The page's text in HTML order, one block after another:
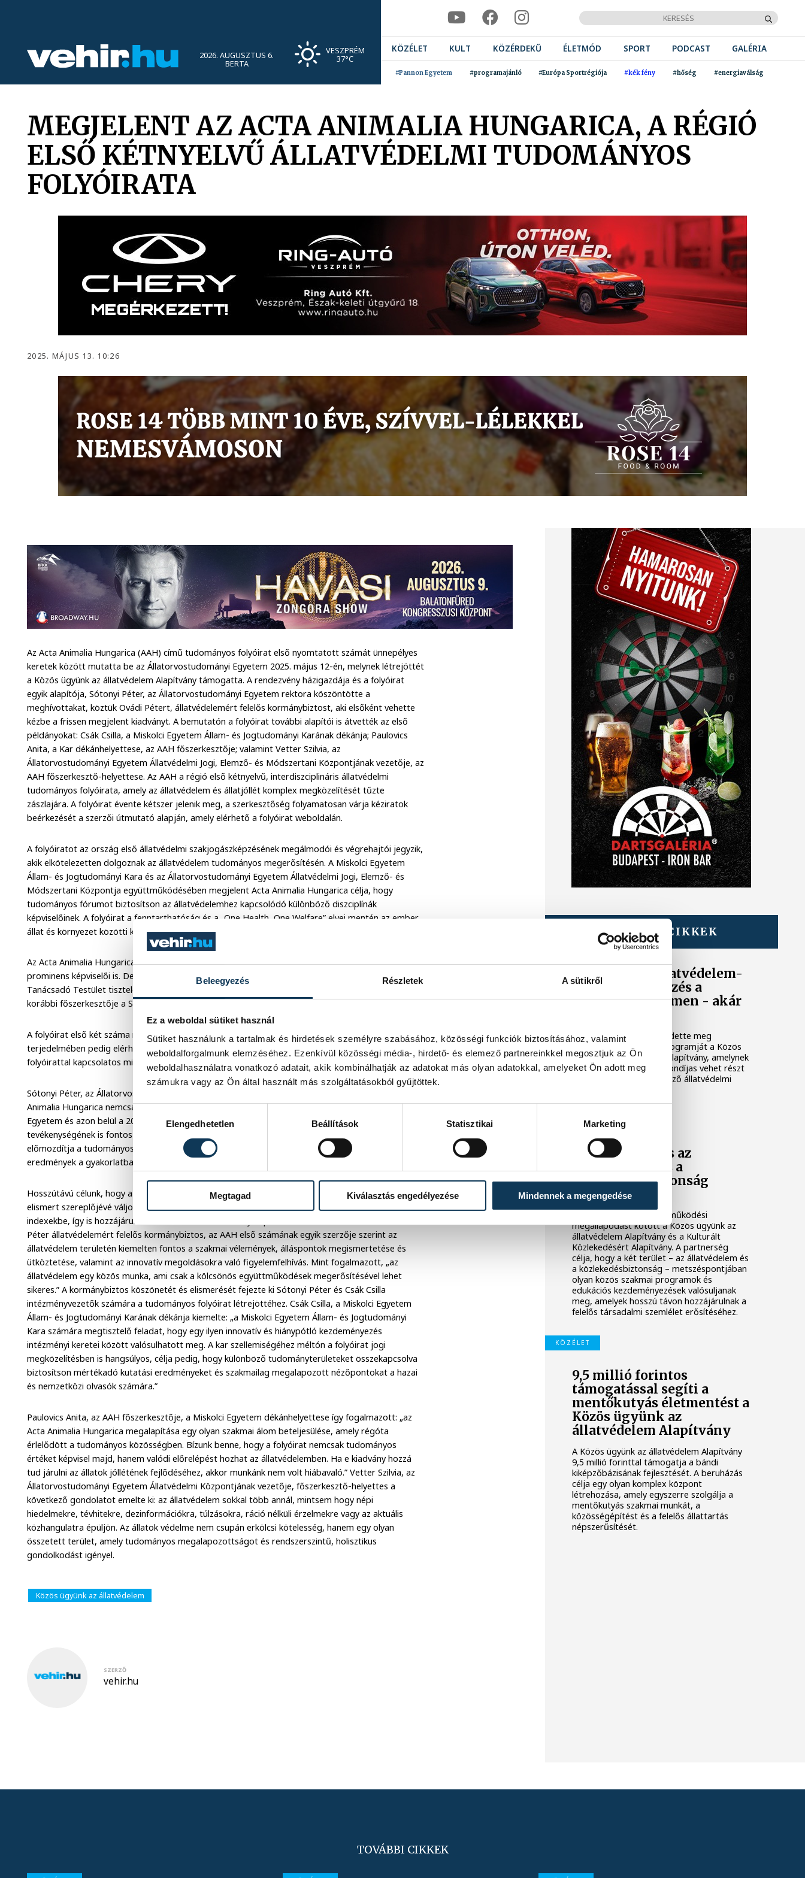
Beleegyezés Részletek A sütikről
Ez a weboldal sütiket használ
Sütiket használunk a tartalmak és hirdetések személyre szabásához, közösségi funkciók biztosításához, valamint
weboldalforgalmunk elemzéséhez. Ezenkívül közösségi média-, hirdető- és elemező partnereinkkel megosztjuk az Ön
weboldalhasználatra vonatkozó adatait, akik kombinálhatják az adatokat más olyan adatokkal, amelyeket Ön adott meg
számukra vagy az Ön által használt más szolgáltatásokból gyűjtöttek.
Hozzájárulás kiválasztása
Elengedhetetlen
Beállítások Statisztikai Marketing
Megtagad Kiválasztás engedélyezése Mindennek a megengedése
2026. AUGUSZTUS 6.
BERTA
VESZPRÉM
37°C
KÖZÉLET KULT KÖZÉRDEKŰ ÉLETMÓD SPORT PODCAST GALÉRIA
#Pannon Egyetem #programajánló #Európa Sportrégiója #kék fény #hőség #energiaválság
MEGJELENT AZ ACTA ANIMALIA HUNGARICA, A RÉGIÓ
ELSŐ KÉTNYELVŰ ÁLLATVÉDELMI TUDOMÁNYOS
FOLYÓIRATA
2025. MÁJUS 13. 10:26
Az Acta Animalia Hungarica (AAH) című tudományos folyóirat első nyomtatott számát ünnepélyes
keretek között mutatta be az Állatorvostudományi Egyetem 2025. május 12-én, melynek létrejöttét
a Közös ügyünk az állatvédelem Alapítvány támogatta. A rendezvény házigazdája és a folyóirat
egyik alapítója, Sótonyi Péter, az Állatorvostudományi Egyetem rektora köszöntötte a
meghívottakat, köztük Ovádi Pétert, állatvédelemért felelős kormánybiztost, aki elsőként vehette
kézbe a frissen megjelent kiadványt. A bemutatón a folyóirat további alapítói is átvették az első
példányokat: Csák Csilla, a Miskolci Egyetem Állam- és Jogtudományi Karának dékánja; Paulovics
Anita, a Kar dékánhelyettese, az AAH főszerkesztője; valamint Vetter Szilvia, az
Állatorvostudományi Egyetem Állatvédelmi Jogi, Elemző- és Módszertani Központjának vezetője, az
AAH főszerkesztő-helyettese. Az AAH a régió első kétnyelvű, interdiszciplináris állatvédelmi
tudományos folyóirata, amely az állatvédelem és állatjóllét komplex megközelítését tűzte
zászlajára. A folyóirat évente kétszer jelenik meg, a szerkesztőség folyamatosan várja kéziratok
beérkezését a szerzői útmutató alapján, amely elérhető a folyóirat weboldalán.
A folyóiratot az ország első állatvédelmi szakjogászképzésének megálmodói és végrehajtói jegyzik,
akik elkötelezetten dolgoznak az állatvédelem tudományos megerősítésén. A Miskolci Egyetem
Állam- és Jogtudományi Kara és az Állatorvostudományi Egyetem Állatvédelmi Jogi, Elemző- és
Módszertani Központja együttműködésében megjelent Acta Animalia Hungarica célja, hogy
tudományos fórumot biztosítson az állatvédelemhez kapcsolódó különböző diszciplínák
képviselőinek. A folyóirat a fenntarthatóság és a „One Health, One Welfare” elvei mentén az ember,
állat és környezet közötti kapcsolatok holisztikus megközelítését képviseli.
Az Acta Animalia Hungarica létrejöttében kiemelkedő szerepet vállaltak a tudományos élet egyéb
prominens képviselői is. Deli Gergely, a Nemzeti Közszolgálati Egyetem rektora elvállalta a
Tanácsadó Testület tiszteletbeli elnöki szerepét, míg Visnyei László, a Magyar Állatorvosok Lapja
korábbi főszerkesztője a Szerkesztőbizottság tiszteletbeli elnöke lett.
A folyóirat első két száma nyomtatott formában 300-300 példányban jelent meg, teljes
terjedelmében pedig elérhető online: https://www.actaanimaliahungarica.hu/lapszamok/ A
folyóirattal kapcsolatos minden információ elérhető itt:
https://www.actaanimaliahungarica.hu/
Sótonyi Péter, az Állatorvostudományi Egyetem rektora az eseményen hangsúlyozta: „az Acta
Animalia Hungarica nemcsak egy tudományos mérföldkő, hanem egyben az Állatorvostudományi
Egyetem és azon belül a 2021-ben létrehozott Állatvédelmi Jogi, Elemző és Módszertani Központ
tevékenységének is fontos állomása. Úgy vélem, ez a folyóirat olyan új eszközzé válhat, amely
előmozdítja a tudományos alapú állatvédelmet, és hozzájárul ahhoz, hogy a tudományos
eredmények a gyakorlatban is hasznosuljanak.
Hosszútávú célunk, hogy az Acta Animalia Hungarica a hazai és nemzetközi tudományos közösség
elismert szereplőjévé váljon, és fokozatosan bekerüljön a releváns tudományos rangsorokba,
indexekbe, így is hozzájárulva az állatvédelem tudományos presztízsének erősítéséhez.” Ovádi
Péter állatvédelemért felelős kormánybiztos, az AAH első számának egyik szerzője szerint az
állatvédelem területén kiemelten fontos a szakmai vélemények, álláspontok megismertetése és
ütköztetése, valamint az innovatív megoldásokra való figyelemfelhívás. Mint fogalmazott, „az
állatvédelem egy közös munka, ami csak a kölcsönös együttműködések megerősítésével lehet
sikeres.” A kormánybiztos köszönetét és elismerését fejezte ki Sótonyi Péter és Csák Csilla
intézményvezetők számára a tudományos folyóirat létrejöttéhez. Csák Csilla, a Miskolci Egyetem
Állam- és Jogtudományi Karának dékánja kiemelte: „a Miskolci Egyetem Állam- és Jogtudományi
Kara számára megtisztelő feladat, hogy egy ilyen innovatív és hiánypótló kezdeményezés
intézményi keretei között valósulhatott meg. A kar szellemiségéhez méltón a folyóirat jogi
megközelítésben is hangsúlyos, célja pedig, hogy különböző tudományterületeket összekapcsolva
biztosítson mértékadó kutatási eredményeket és szakmailag megalapozott nézőpontokat a hazai
és nemzetközi olvasók számára.”
Paulovics Anita, az AAH főszerkesztője, a Miskolci Egyetem dékánhelyettese így fogalmazott: „az
Acta Animalia Hungarica megalapítása egy olyan szakmai álom beteljesülése, amely régóta
érlelődött a tudományos közösségben. Bízunk benne, hogy a folyóirat nemcsak tudományos
értéket képvisel majd, hanem valódi előrelépést hozhat az állatvédelemben. Ha e kiadvány hozzá
tud járulni az állatok jóllétének fejlődéséhez, akkor munkánk nem volt hiábavaló.” Vetter Szilvia, az
Állatorvostudományi Egyetem Állatvédelmi Központjának vezetője, főszerkesztő-helyettes a
következő gondolatot emelte ki: az állatvédelem sokkal több annál, mintsem hogy népi
hiedelmekre, tévhitekre, dezinformációkra, túlzásokra, ráció nélküli érzelmekre vagy az aktuális
közhangulatra épüljön. Az állatok védelme nem csupán erkölcsi kötelesség, hanem egy olyan
összetett terület, amely tudományos megalapozottságot és rendszerszintű, holisztikus
gondolkodást igényel.
Közös ügyünk az állatvédelem
SZERZŐ
vehir.hu
TOVÁBBI CIKKEK
KÖZÉRDEKŰ
Egyedülálló állatvédelem-
pedagógiai képzés a
Pannon Egyetemen - akár
Negyedik alkalommal hirdette meg
Állatvédelmi Ösztöndíjprogramját a Közös
ügyünk az állatvédelem Alapítvány, amelynek
keretében idén 110 ösztöndíjas vehet részt
térítésmentesen különböző állatvédelmi
KÖZÉLET
Együttműködés az
állatvédelem és a
közlekedésbiztonság
határterületén
2026. május 4-én együttműködési
megállapodást kötött a Közös ügyünk az
állatvédelem Alapítvány és a Kulturált
Közlekedésért Alapítvány. A partnerség
célja, hogy a két terület – az állatvédelem és
a közlekedésbiztonság – metszéspontjában
olyan közös szakmai programok és
edukációs kezdeményezések valósuljanak
meg, amelyek hosszú távon hozzájárulnak a
felelős társadalmi szemlélet erősítéséhez.
KÖZÉLET
9,5 millió forintos
támogatással segíti a
mentőkutyás életmentést a
Közös ügyünk az
állatvédelem Alapítvány
A Közös ügyünk az állatvédelem Alapítvány
9,5 millió forinttal támogatja a bándi
kiképzőbázisának fejlesztését. A beruházás
célja egy olyan komplex központ
létrehozása, amely egyszerre szolgálja a
mentőkutyás szakmai munkát, a
közösségépítést és a felelős állattartás
népszerűsítését.
TOVÁBBI CIKKEK